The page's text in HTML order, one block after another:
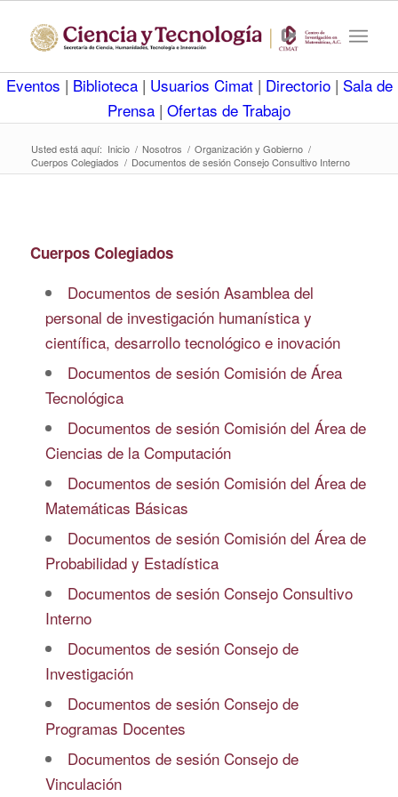
Eventos | Biblioteca | Usuarios Cimat | Directorio | Sala de
Prensa | Ofertas de Trabajo
Usted está aquí: Inicio / Nosotros / Organización y Gobierno /
Cuerpos Colegiados / Documentos de sesión Consejo Consultivo Interno
Cuerpos Colegiados
Documentos de sesión Asamblea del
personal de investigación humanística y
científica, desarrollo tecnológico e inovación
Documentos de sesión Comisión de Área
Tecnológica
Documentos de sesión Comisión del Área de
Ciencias de la Computación
Documentos de sesión Comisión del Área de
Matemáticas Básicas
Documentos de sesión Comisión del Área de
Probabilidad y Estadística
Documentos de sesión Consejo Consultivo
Interno
Documentos de sesión Consejo de
Investigación
Documentos de sesión Consejo de
Programas Docentes
Documentos de sesión Consejo de
Vinculación